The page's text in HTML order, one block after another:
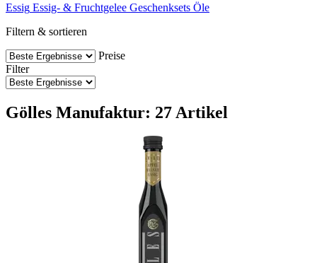
Essig Essig- & Fruchtgelee Geschenksets Öle
Filtern & sortieren
Preise
Filter
Gölles Manufaktur: 27 Artikel